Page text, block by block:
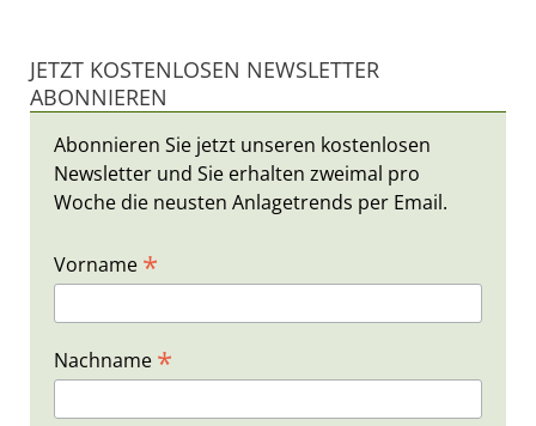
JETZT KOSTENLOSEN NEWSLETTER
ABONNIEREN
Abonnieren Sie jetzt unseren kostenlosen
Newsletter und Sie erhalten zweimal pro
Woche die neusten Anlagetrends per Email.
Vorname *
Nachname *